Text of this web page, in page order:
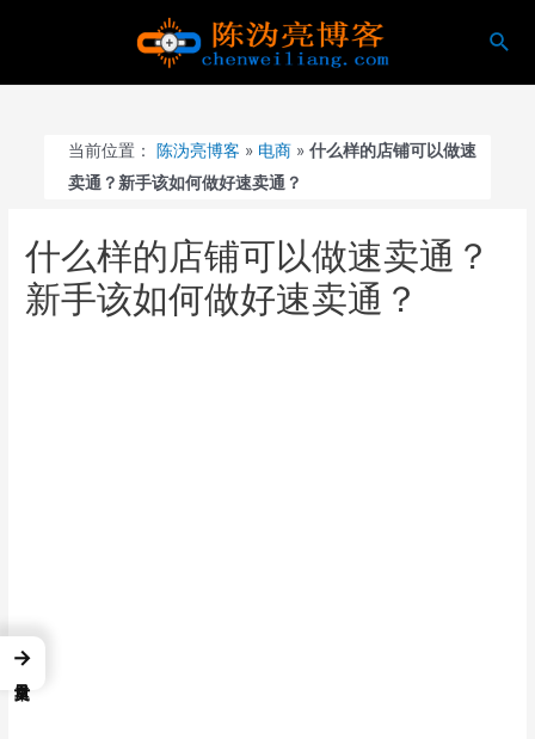
搜
当前位置： 陈沩亮博客 » 电商 »什么样的店铺可以做速
卖通？新手该如何做好速卖通？
什么样的店铺可以做速卖通？
新手该如何做好速卖通？
→